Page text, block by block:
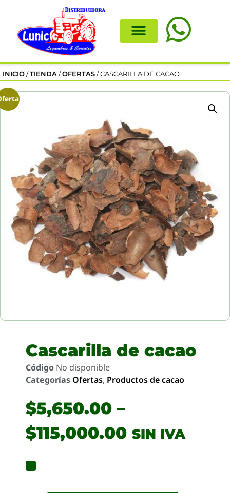
INICIO /TIENDA /OFERTAS / CASCARILLA DE CACAO
Cascarilla de cacao
Código No disponible
Categorías Ofertas, Productos de cacao
$5,650.00 –
$115,000.00 SIN IVA